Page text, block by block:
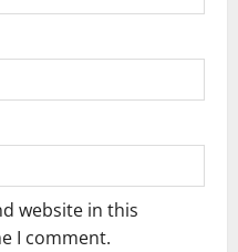
website in this
I comment.